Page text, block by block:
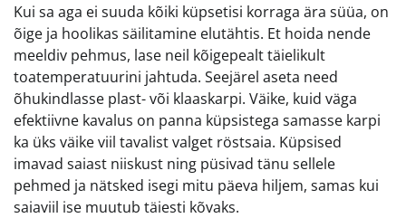
Kui sa aga ei suuda kõiki küpsetisi korraga ära süüa, on
õige ja hoolikas säilitamine elutähtis. Et hoida nende
meeldiv pehmus, lase neil kõigepealt täielikult
toatemperatuurini jahtuda. Seejärel aseta need
õhukindlasse plast- või klaaskarpi. Väike, kuid väga
efektiivne kavalus on panna küpsistega samasse karpi
ka üks väike viil tavalist valget röstsaia. Küpsised
imavad saiast niiskust ning püsivad tänu sellele
pehmed ja nätsked isegi mitu päeva hiljem, samas kui
saiaviil ise muutub täiesti kõvaks.